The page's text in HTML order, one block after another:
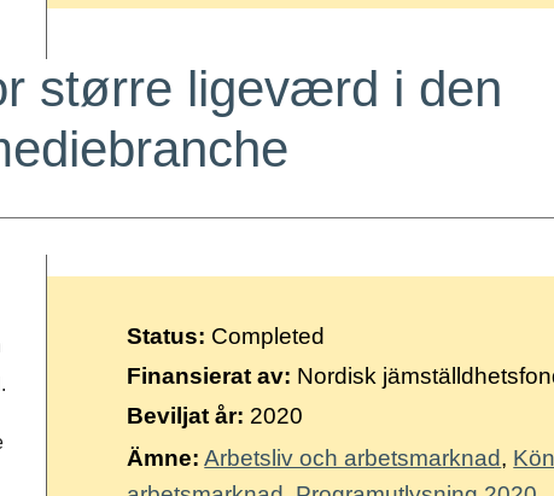
større ligeværd i den
Status: Completed
Finansierat av: Nordisk
Beviljat år: 2020
Ämne: Arbetsliv och arbetsmarknad